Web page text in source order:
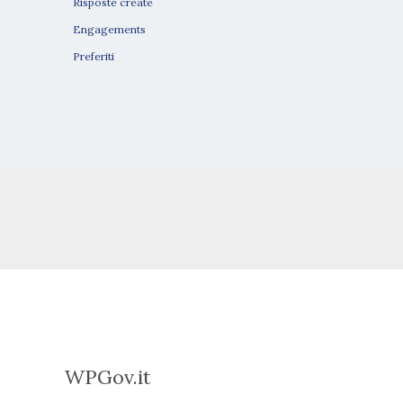
Engagements
Preferiti
WPGov.it